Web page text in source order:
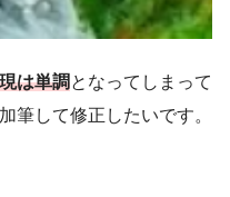
は単調 となってしまって
筆して修正したいです。